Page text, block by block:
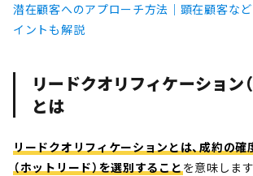
潜在顧客へのアプローチ方法｜顕在顧客な
イントも解説
リードクオリフィケーション
とは
リードクオリフィケーションとは、成約の
（ホットリード）を選別することを意味します